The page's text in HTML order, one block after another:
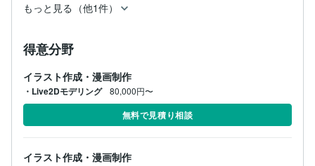
もっと見る（他1件）
得意分野
イラスト作成・漫画制作
・Live2Dモデリング 80,000円〜
無料で見積り相談
イラスト作成・漫画制作